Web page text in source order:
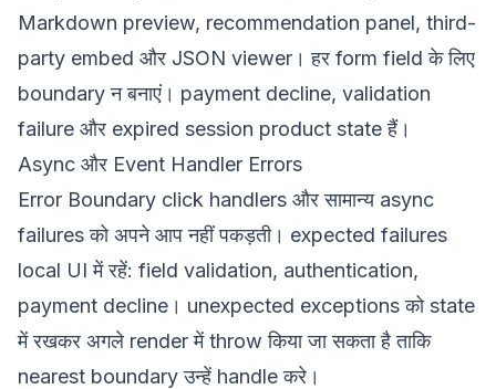
Markdown preview, recommendation panel, third-
party embed और JSON viewer। हर form field के लिए
boundary न बनाएं। payment decline, validation
failure और expired session product state हैं।
Async और Event Handler Errors
Error Boundary click handlers और सामान्य async
failures को अपने आप नहीं पकड़ती। expected failures
local UI में रहें: field validation, authentication,
payment decline। unexpected exceptions को state
में रखकर अगले render में throw किया जा सकता है ताकि
nearest boundary उन्हें handle करे।